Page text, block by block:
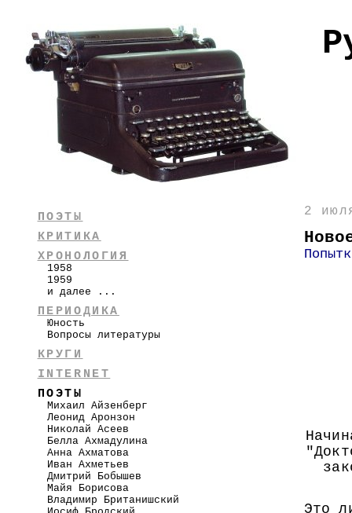
2
Это
ПОЭТЫ
КРИТИКА
ХРОНОЛОГИЯ
1958
1959
и далее ...
ПЕРИОДИКА
Юность
Вопросы литературы
КРУГИ
INTERNET
ПОЭТЫ
Михаил Айзенберг
Леонид Аронзон
Николай Асеев
Белла Ахмадулина
Анна Ахматова
Иван Ахметьев
Дмитрий Бобышев
Майя Борисова
Владимир Британишский